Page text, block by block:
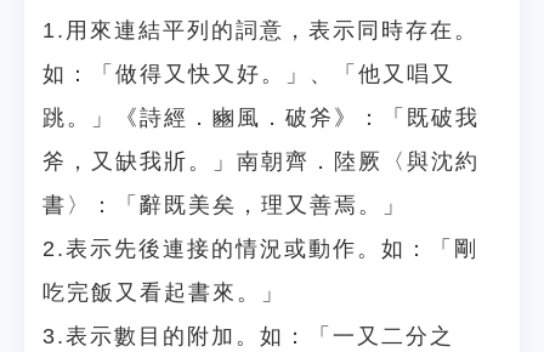
1.用來連結平列的詞意，表示同時存在。
如：「做得又快又好。」、「他又唱又
跳。」《詩經．豳風．破斧》：「既破我
斧，又缺我斨。」南朝齊．陸厥〈與沈約
書〉：「辭既美矣，理又善焉。」
2.表示先後連接的情況或動作。如：「剛
吃完飯又看起書來。」
3.表示數目的附加。如：「一又二分之